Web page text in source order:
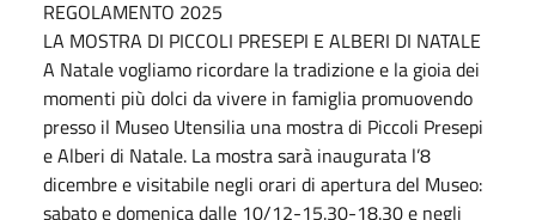
REGOLAMENTO 2025
LA MOSTRA DI PICCOLI PRESEPI E ALBERI DI NATALE
A Natale vogliamo ricordare la tradizione e la gioia dei
momenti più dolci da vivere in famiglia promuovendo
presso il Museo Utensilia una mostra di Piccoli Presepi
e Alberi di Natale. La mostra sarà inaugurata l’8
dicembre e visitabile negli orari di apertura del Museo:
sabato e domenica dalle 10/12-15.30-18.30 e negli